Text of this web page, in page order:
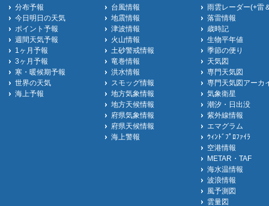
分布予報
今日明日の天気
ポイント予報
週間天気予報
1ヶ月予報
3ヶ月予報
寒・暖候期予報
世界の天気
海上予報
台風情報
地震情報
津波情報
火山情報
土砂警戒情報
竜巻情報
洪水情報
スモッグ情報
地方気象情報
地方天候情報
府県気象情報
府県天候情報
海上警報
雨雲レーダー(+雷
落雷情報
歳時記
生物平年値
季節の便り
天気図
専門天気図
専門天気図アーカ
気象衛星
潮汐・日出没
紫外線情報
エマグラム
ｳｨﾝﾄﾞﾌﾟﾛﾌｧｲﾗ
空港情報
METAR・TAF
海水温情報
波浪情報
風予測図
雲量図